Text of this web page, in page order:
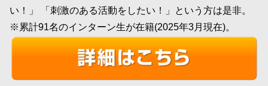
い！」 「刺激のある活動をしたい！」という方は是非。
※累計91名のインターン生が在籍(2025年3月現在)。